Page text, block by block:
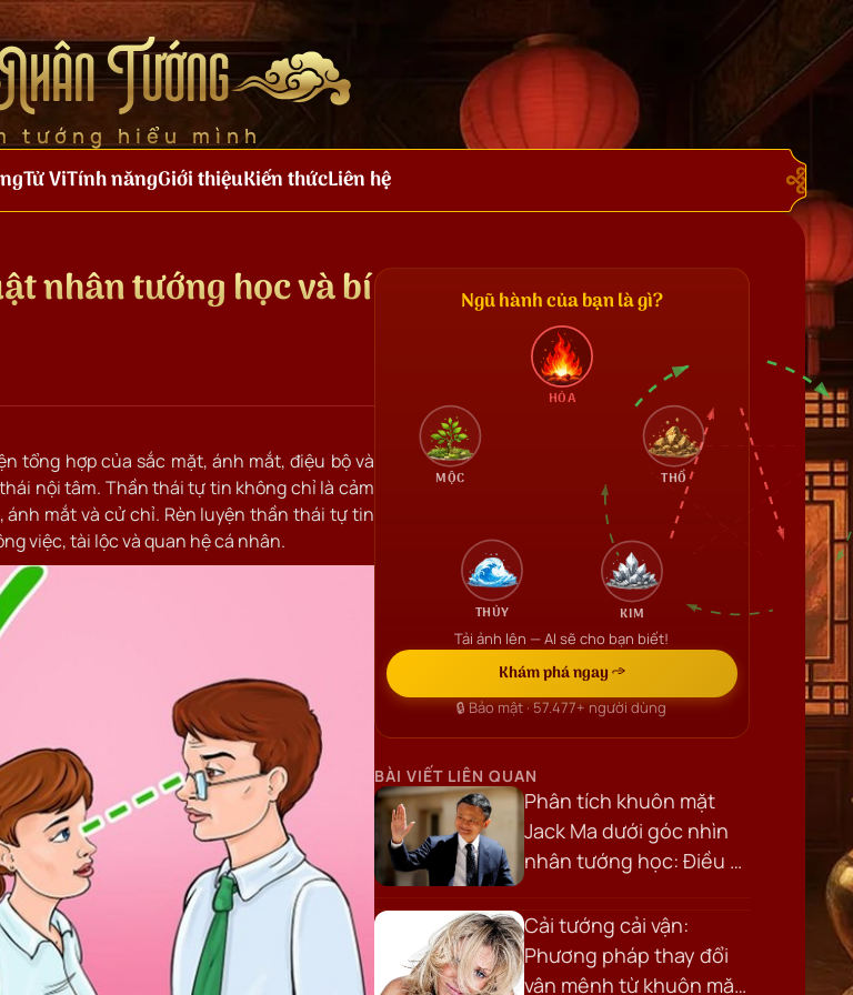
Tướng
tướng hiểu mình
Tử ViTính năngGiới thiệuKiến thứcLiên hệ
nhân tướng học và bí
tổng hợp của sắc mặt, ánh mắt, điệu bộ và
nội tâm. Thần thái tự tin không chỉ là cảm
mắt và cử chỉ. Rèn luyện thần thái tự tin
việc, tài lộc và quan hệ cá nhân.
Ngũ hành của bạn là gì?
HỎA
THỔ
KIM
THỦY
MỘC
Tải ảnh lên — AI sẽ cho bạn biết!
Khám phá ngay →
🔒 Bảo mật ·57.477+người dùng
BÀI VIẾT LIÊN QUAN
Phân tích khuôn mặt
Jack Ma dưới góc nhìn
nhân tướng học: Điều gì
một nhà lãnh đạo?
Cải tướng cải vận:
Phương pháp thay đổi
vận mệnh từ khuôn mặt